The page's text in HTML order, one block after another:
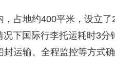
地约400平米，设立了
下国际行李托运耗时3
运输、全程监控等方式